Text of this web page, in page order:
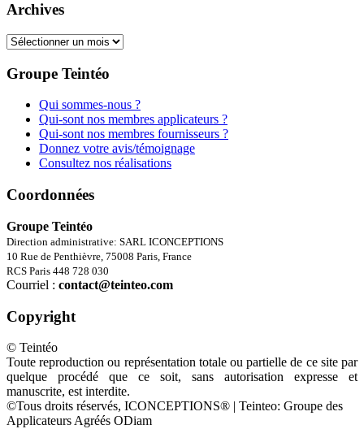
Archives
Archives
Groupe Teintéo
Qui sommes-nous ?
Qui-sont nos membres applicateurs ?
Qui-sont nos membres fournisseurs ?
Donnez votre avis/témoignage
Consultez nos réalisations
Coordonnées
Groupe Teintéo
Direction administrative: SARL ICONCEPTIONS
10 Rue de Penthièvre, 75008 Paris, France
RCS Paris 448 728 030
Courriel : contact@teinteo.com
Copyright
© Teintéo
Toute reproduction ou représentation totale ou partielle de ce site par
quelque procédé que ce soit, sans autorisation expresse et
manuscrite, est interdite.
©Tous droits réservés, ICONCEPTIONS® | Teinteo: Groupe des
Applicateurs Agréés ODiam